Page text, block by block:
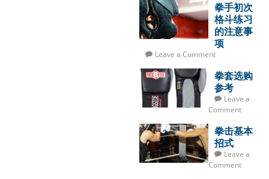
拳手初次
格斗练习
的注意事
项
Leave a Comment
拳套选购
参考
Leave a
Comment
拳击基本
招式
Leave a
Comment